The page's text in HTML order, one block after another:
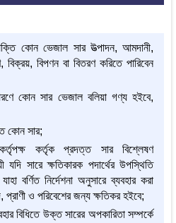
কোন ভেজাল সার উত্পাদন, আমদানী,
বিক্রয়, বিপণন বা বিতরণ করিতে পারিবেন
কোন সার ভেজাল বলিয়া গণ্য হইবে,
কোন সার;
কর্তৃক প্রদত্ত সার বিশ্লেষণ
যদি সারে ক্ষতিকারক পদার্থের উপস্থিতি
বর্ণিত নির্দেশনা অনুসারে ব্যবহার করা
প্রাণী ও পরিবেশের জন্য ক্ষতিকর হইবে;
বিধিতে উক্ত সারের অপকারিতা সম্পর্কে